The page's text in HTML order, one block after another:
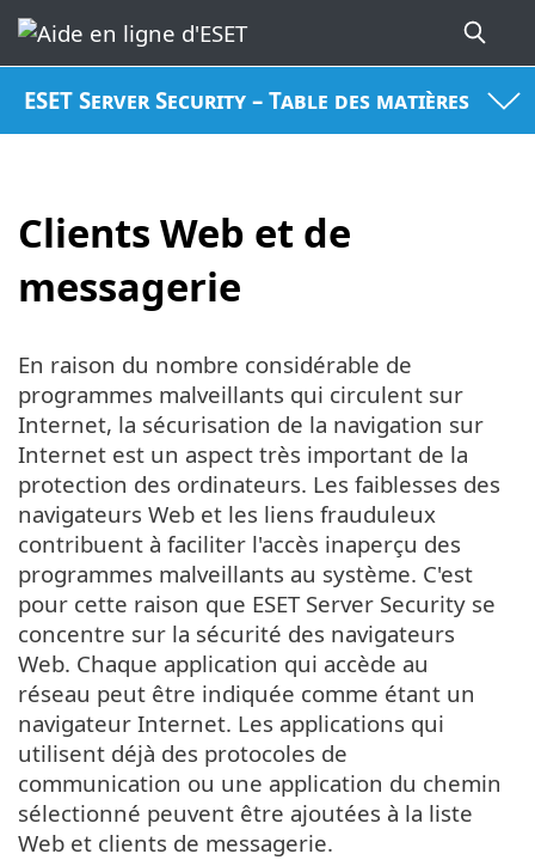
ESET Server Security – Table des matières
Clients Web et de
messagerie
En raison du nombre considérable de
programmes malveillants qui circulent sur
Internet, la sécurisation de la navigation sur
Internet est un aspect très important de la
protection des ordinateurs. Les faiblesses des
navigateurs Web et les liens frauduleux
contribuent à faciliter l'accès inaperçu des
programmes malveillants au système. C'est
pour cette raison que ESET Server Security se
concentre sur la sécurité des navigateurs
Web. Chaque application qui accède au
réseau peut être indiquée comme étant un
navigateur Internet. Les applications qui
utilisent déjà des protocoles de
communication ou une application du chemin
sélectionné peuvent être ajoutées à la liste
Web et clients de messagerie.